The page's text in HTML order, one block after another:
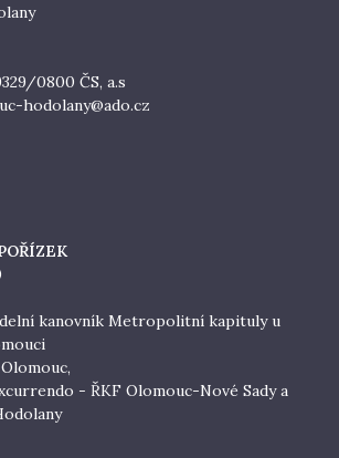
0800 ČS, a.s
hodolany@ado.cz
kanovník Metropolitní kapituly u
- ŘKF Olomouc-Nové Sady a